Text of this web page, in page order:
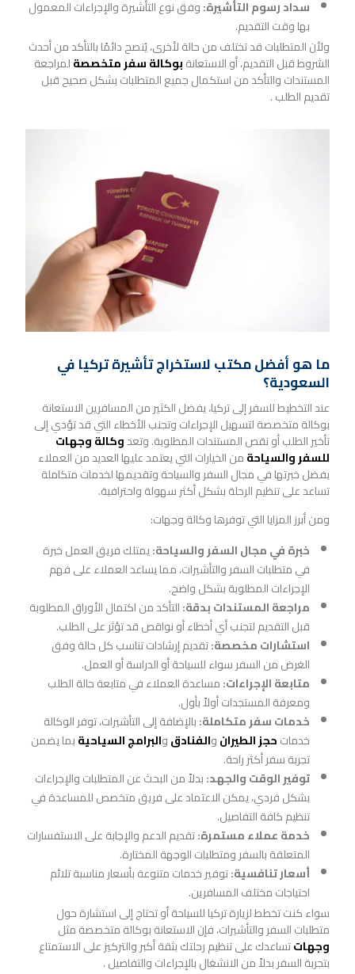
سداد رسوم التأشيرة:وفق نوع التأشيرة والإجراءات المعمول
بها وقت التقديم.
ولأن المتطلبات قد تختلف من حالة لأخرى، يُنصح دائمًا بالتأكد من أحدث
الشروط قبل التقديم، أو الاستعانةبوكالة سفر متخصصةلمراجعة
المستندات والتأكد من استكمال جميع المتطلبات بشكل صحيح قبل
تقديم الطلب .
ما هو أفضل مكتب لاستخراج تأشيرة تركيا في
السعودية؟
عند التخطيط للسفر إلى تركيا، يفضل الكثير من المسافرين الاستعانة
بوكالة متخصصة لتسهيل الإجراءات وتجنب الأخطاء التي قد تؤدي إلى
تأخير الطلب أو نقص المستندات المطلوبة. وتعدوكالة وجهات
للسفر والسياحةمن الخيارات التي يعتمد عليها العديد من العملاء
بفضل خبرتها في مجال السفر والسياحة وتقديمها لخدمات متكاملة
تساعد على تنظيم الرحلة بشكل أكثر سهولة واحترافية.
ومن أبرز المزايا التي توفرها وكالة وجهات:
خبرة في مجال السفر والسياحة:يمتلك فريق العمل خبرة
في متطلبات السفر والتأشيرات، مما يساعد العملاء على فهم
الإجراءات المطلوبة بشكل واضح.
مراجعة المستندات بدقة:التأكد من اكتمال الأوراق المطلوبة
قبل التقديم لتجنب أي أخطاء أو نواقص قد تؤثر على الطلب.
استشارات مخصصة:تقديم إرشادات تناسب كل حالة وفق
الغرض من السفر سواء للسياحة أو الدراسة أو العمل.
متابعة الإجراءات:مساعدة العملاء في متابعة حالة الطلب
ومعرفة المستجدات أولاً بأول.
خدمات سفر متكاملة:بالإضافة إلى التأشيرات، توفر الوكالة
خدماتحجز الطيرانوالفنادقوالبرامج السياحيةبما يضمن
تجربة سفر أكثر راحة.
توفير الوقت والجهد:بدلاً من البحث عن المتطلبات والإجراءات
بشكل فردي، يمكن الاعتماد على فريق متخصص للمساعدة في
تنظيم كافة التفاصيل.
خدمة عملاء مستمرة:تقديم الدعم والإجابة على الاستفسارات
المتعلقة بالسفر ومتطلبات الوجهة المختارة.
أسعار تنافسية:توفير خدمات متنوعة بأسعار مناسبة تلائم
احتياجات مختلف المسافرين.
سواء كنت تخطط لزيارة تركيا للسياحة أو تحتاج إلى استشارة حول
متطلبات السفر والتأشيرات، فإن الاستعانة بوكالة متخصصة مثل
وجهاتتساعدك على تنظيم رحلتك بثقة أكبر والتركيز على الاستمتاع
بتجربة السفر بدلاً من الانشغال بالإجراءات والتفاصيل .